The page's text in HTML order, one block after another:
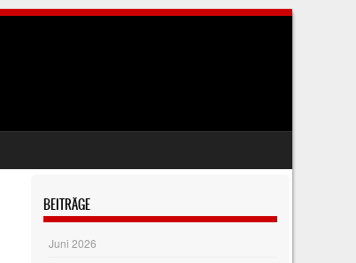
BEITRÄGE
Juni 2026